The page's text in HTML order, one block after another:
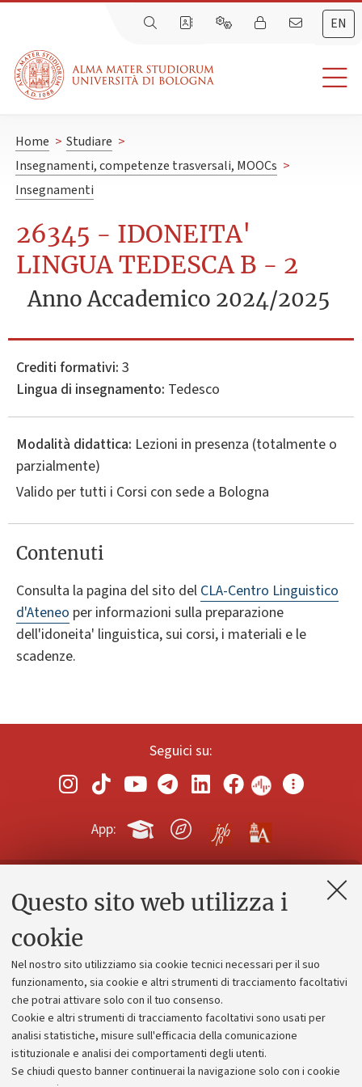
Questo sito web utilizza i
cookie
Nel nostro sito utilizziamo sia cookie tecnici necessari per il suo
funzionamento, sia cookie e altri strumenti di tracciamento facoltativi
che potrai attivare solo con il tuo consenso.
Cookie e altri strumenti di tracciamento facoltativi sono usati per
analisi statistiche, misure sull'efficacia della comunicazione
istituzionale e analisi dei comportamenti degli utenti.
Se chiudi questo banner continuerai la navigazione solo con i cookie
EN
Home > Studiare >
Insegnamenti, competenze trasversali, MOOCs >
Insegnamenti
26345 - IDONEITA'
LINGUA TEDESCA B - 2
Anno Accademico 2024/2025
Crediti formativi: 3
Lingua di insegnamento: Tedesco
Modalità didattica: Lezioni in presenza (totalmente o
parzialmente)
Valido per tutti i Corsi con sede a Bologna
Contenuti
Consulta la pagina del sito del CLA-Centro Linguistico
d'Ateneo per informazioni sulla preparazione
dell'idoneita' linguistica, sui corsi, i materiali e le
scadenze.
Seguici su:
App:
Contatti e PEC
Alumni community
Piano strategico
Bilanci
Donazioni e 5x1000